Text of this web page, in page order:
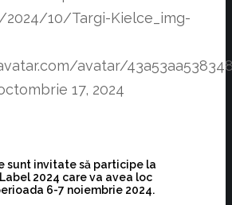
10/Targi-Kielce_img-
avatar/
17, 2024
sunt invitate să participe la
2024 care va avea loc
6-7 noiembrie 2024.